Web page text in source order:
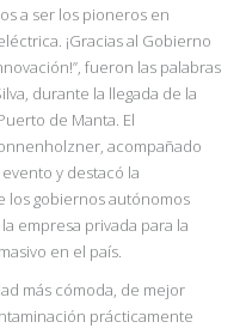
a ser los pioneros en
¡Gracias al Gobierno
fueron las palabras
durante la llegada de la
de Manta. El
acompañado
y destacó la
los gobiernos autónomos
empresa privada para la
en el país.
más cómoda, de mejor
prácticamente